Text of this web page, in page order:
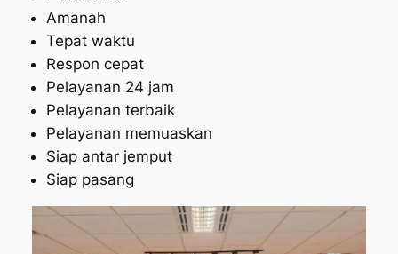
Amanah
Tepat waktu
Respon cepat
Pelayanan 24 jam
Pelayanan terbaik
Pelayanan memuaskan
Siap antar jemput
Siap pasang